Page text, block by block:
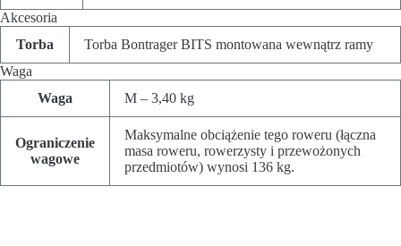
Akcesoria
Torba
Torba Bontrager BITS montowana wewnątrz ramy
Waga
Waga
M – 3,40 kg
Ograniczenie
wagowe
Maksymalne obciążenie tego roweru (łączna
masa roweru, rowerzysty i przewożonych
przedmiotów) wynosi 136 kg.